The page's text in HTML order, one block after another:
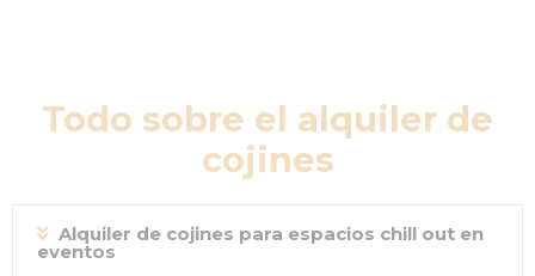
Todo sobre el alquiler de
cojines
Alquiler de cojines para espacios chill out en
eventos